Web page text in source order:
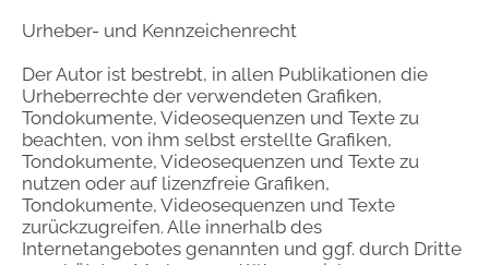
Urheber- und Kennzeichenrecht
Der Autor ist bestrebt, in allen Publikationen die
Urheberrechte der verwendeten Grafiken,
Tondokumente, Videosequenzen und Texte zu
beachten, von ihm selbst erstellte Grafiken,
Tondokumente, Videosequenzen und Texte zu
nutzen oder auf lizenzfreie Grafiken,
Tondokumente, Videosequenzen und Texte
zurückzugreifen. Alle innerhalb des
Internetangebotes genannten und ggf. durch Dritte